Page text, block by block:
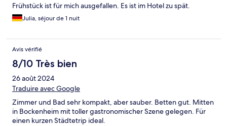
Frühstück ist für mich ausgefallen. Es ist im Hotel zu spät.
Julia, séjour de 1 nuit
Avis vérifié
8/10 Très bien
26 août 2024
Traduire avec Google
Zimmer und Bad sehr kompakt, aber sauber. Betten gut. Mitten
in Bockenheim mit toller gastronomischer Szene gelegen. Für
einen kurzen Städtetrip ideal.